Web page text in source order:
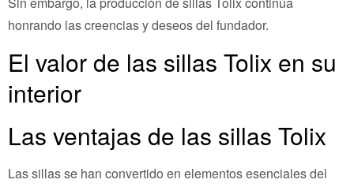
honrando las creencias y deseos del fundador.
El valor de las sillas Tolix en su
interior
Las ventajas de las sillas Tolix
Las sillas se han convertido en elementos esenciales del